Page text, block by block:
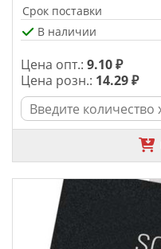
Срок поставки
В наличии
Цена опт.: 9.10 ₽
Цена розн.: 14.29 ₽